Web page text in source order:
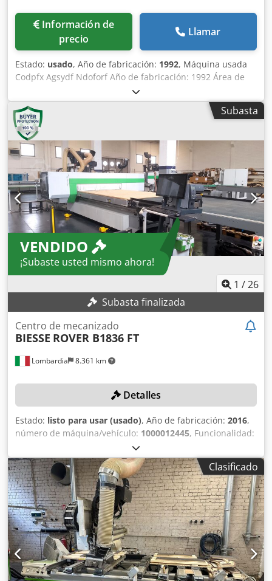
Información de
precio
Llamar
Estado: usado, Año de fabricación: 1992, Máquina usada
Codpfx Agsydf Ndoforf Año de fabricación: 1992 Área de
trabajo: eje X: 2310 mm, eje Y: 628 mm, eje Z: 90 mm
Velocidad máxima programable: eje X: 100 m/min; eje Y: 75
m/min; eje Z: 15 m/min Portabrocas: diámetro 10 mm
Velocidades del husillo: 4000 rpm Sierra ranuradora:
diámetro 120 mm Husillos de perforación: 4 husillos
horizontales en el eje X, 12 husillos verticales en la línea X
Presión de aire de trabajo: 6 bar Consumo máximo de aire
comprimido: 0,75 NL/ciclo Potencia instalada: máx. 7,5 kW
Capacidad de herramientas de vacío: 40 m³/h CNC:
Pantalla: monocromática de 9" Unidad de disquete PLC
para el control del ciclo de la máquina Disponibilidad: a
corto plazo Ubicación de almacenamiento: Röllbach
Subasta
VENDIDO
¡Subaste usted mismo ahora!
1 /26
Subasta finalizada
Lombardia 8.361 km
Centro de mecanizado
BIESSE ROVER B1836 FT
Detalles
Estado: listo para usar (usado), Año de fabricación: 2016,
número de máquina/vehículo: 1000012445, Funcionalidad:
, recorrido eje X:
del eje Y:1.800 mm, peso total:4.000 kg, DETALLES
TÉCNICOS Área de trabajo eje X: 3.600 mm Área de trabajo
eje Y: 1.800 mm Número de zonas de trabajo: 2 Posiciones
de cambio de herramienta en la parte trasera: 16
Posiciones de cambio de herramienta en la máquina: 8
Bomba de vacío: 250 m³/h Cabezal de taladrado BH 10 con
configuración: 15 husillos verticales en el eje X 17 husillos
verticales en el eje Y DETALLES DE LA MÁQUINA
Crsdpfxsydk Aio Agfef Potencia del electrohusillo: 13,2 kW
Tipo de electrohusillo: ISO 30 Control: Control numérico
Clasificado